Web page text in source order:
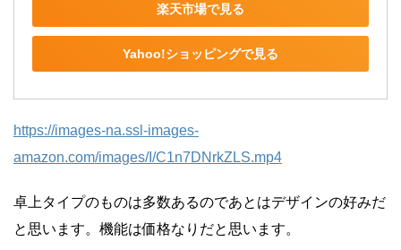
楽天市場で見る
Yahoo!ショッピングで見る
https://images-na.ssl-images-
amazon.com/images/I/C1n7DNrkZLS.mp4
卓上タイプのものは多数あるのであとはデザインの好みだ
と思います。機能は価格なりだと思います。